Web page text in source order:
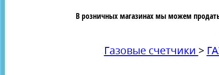
В розничных магазинах мы можем
Газовые счетчики >